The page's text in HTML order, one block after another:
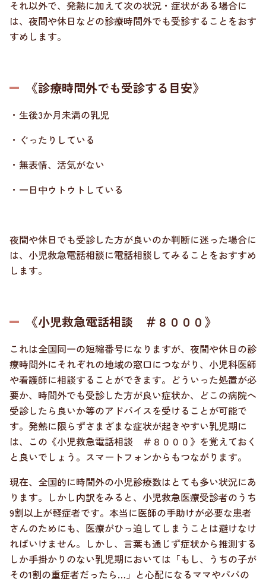
それ以外で、発熱に加えて次の状況・症状がある場合に
は、夜間や休日などの診療時間外でも受診することをおす
すめします。
《診療時間外でも受診する目安》
・生後3か月未満の乳児
・ぐったりしている
・無表情、活気がない
・一日中ウトウトしている
夜間や休日でも受診した方が良いのか判断に迷った場合に
は、小児救急電話相談に電話相談してみることをおすすめ
します。
《小児救急電話相談 ＃８０００》
これは全国同一の短縮番号になりますが、夜間や休日の診
療時間外にそれぞれの地域の窓口につながり、小児科医師
や看護師に相談することができます。どういった処置が必
要か、時間外でも受診した方が良い症状か、どこの病院へ
受診したら良いか等のアドバイスを受けることが可能で
す。発熱に限らずさまざまな症状が起きやすい乳児期に
は、この《小児救急電話相談 ＃８０００》を覚えておく
と良いでしょう。スマートフォンからもつながります。
現在、全国的に時間外の小児診療数はとても多い状況にあ
ります。しかし内訳をみると、小児救急医療受診者のうち
9割以上が軽症者です。本当に医師の手助けが必要な患者
さんのためにも、医療がひっ迫してしまうことは避けなけ
ればいけません。しかし、言葉も通じず症状から推測する
しか手掛かりのない乳児期においては「もし、うちの子が
その1割の重症者だったら…」と心配になるママやパパの